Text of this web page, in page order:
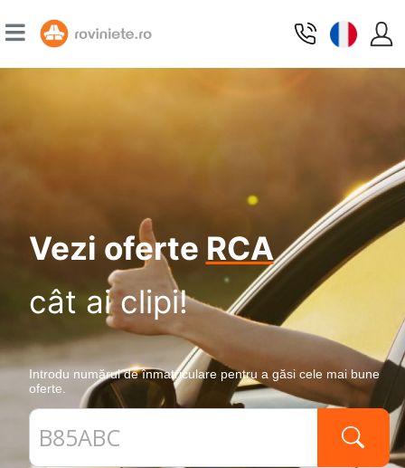
Vezi oferte RCA
cât ai clipi!
Introdu numărul de înmatriculare pentru a găsi cele mai bune
oferte.